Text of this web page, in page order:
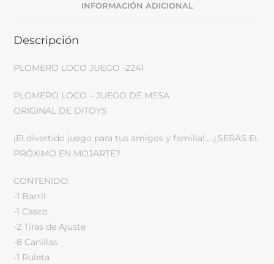
INFORMACIÓN ADICIONAL
Descripción
PLOMERO LOCO JUEGO -2241
PLOMERO LOCO – JUEGO DE MESA
ORIGINAL DE DITOYS
¡El divertido juego para tus amigos y familia!… ¿SERÁS EL
PRÓXIMO EN MOJARTE?
CONTENIDO:
-1 Barril
-1 Casco
-2 Tiras de Ajuste
-8 Canillas
-1 Ruleta